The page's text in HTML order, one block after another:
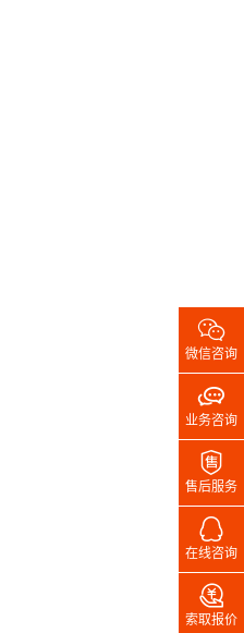

微信咨询

业务咨询

售后服务

在线咨询

索取报价